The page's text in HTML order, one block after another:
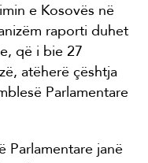
e Kosovës në
raporti duhet
që i bie 27
atëherë çështja
Parlamentare
Parlamentare janë